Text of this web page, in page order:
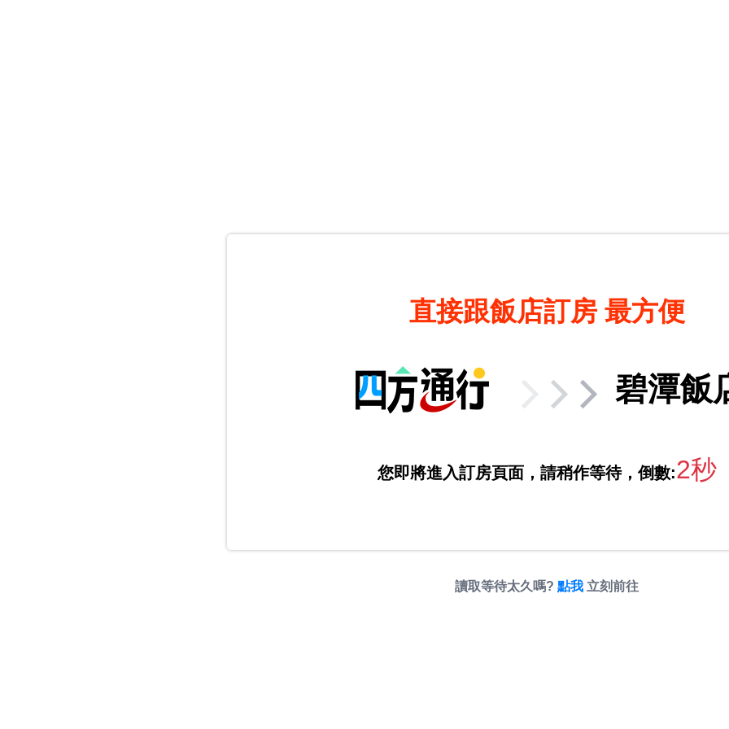
直接跟飯店訂房 最方便
碧潭飯
您即將進入訂房頁面，請稍作等待，倒數:2秒
讀取等待太久嗎? 點我 立刻前往